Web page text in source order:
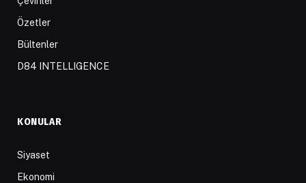
Özetler
Bültenler
D84 INTELLIGENCE
KONULAR
Siyaset
Ekonomi